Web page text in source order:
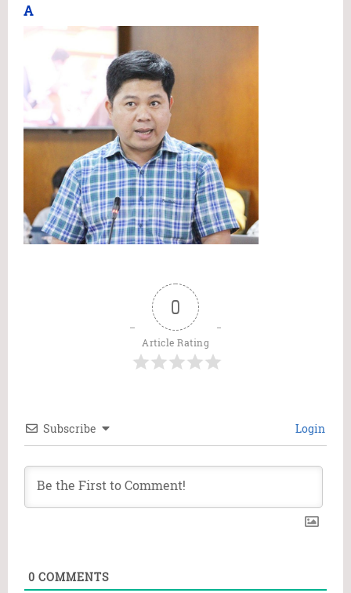
A
0
Article Rating
Subscribe Login
0 COMMENTS